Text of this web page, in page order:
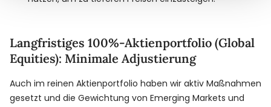
Langfristiges 100%-Aktienportfolio (Global
Equities): Minimale Adjustierung
Auch im reinen Aktienportfolio haben wir aktiv Maßnahmen
gesetzt und die Gewichtung von Emerging Markets und